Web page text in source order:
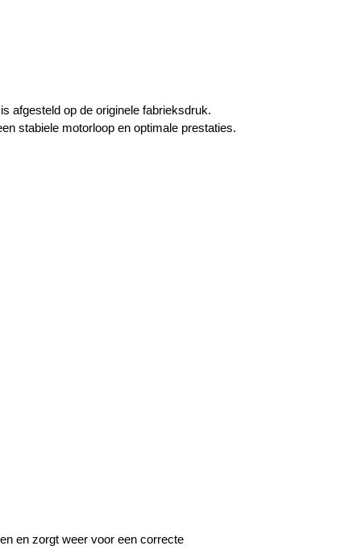
afgesteld op de originele fabrieksdruk.
stabiele motorloop en optimale prestaties.
en zorgt weer voor een correcte